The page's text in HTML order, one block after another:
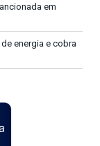
em
energia e cobra